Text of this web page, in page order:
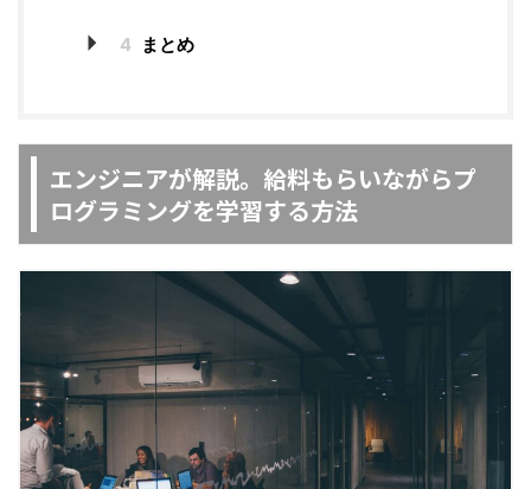
4 まとめ
エンジニアが解説。給料もらいながらプ
ログラミングを学習する方法